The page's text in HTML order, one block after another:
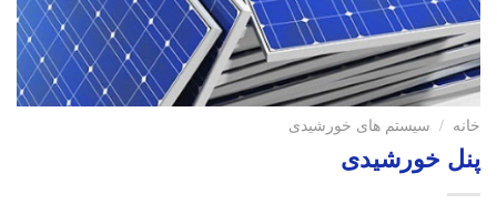
خانه / سیستم های خورشیدی
پنل خورشیدی